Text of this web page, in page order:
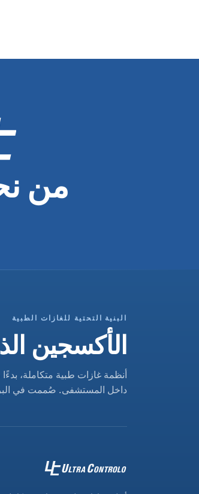
من
البنية التحتية للغازات الطبية
الأكسجين
أنظمة غازات طبية متكاملة،
داخل المستشفى. صُممت في